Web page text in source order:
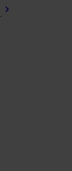
chevron_right